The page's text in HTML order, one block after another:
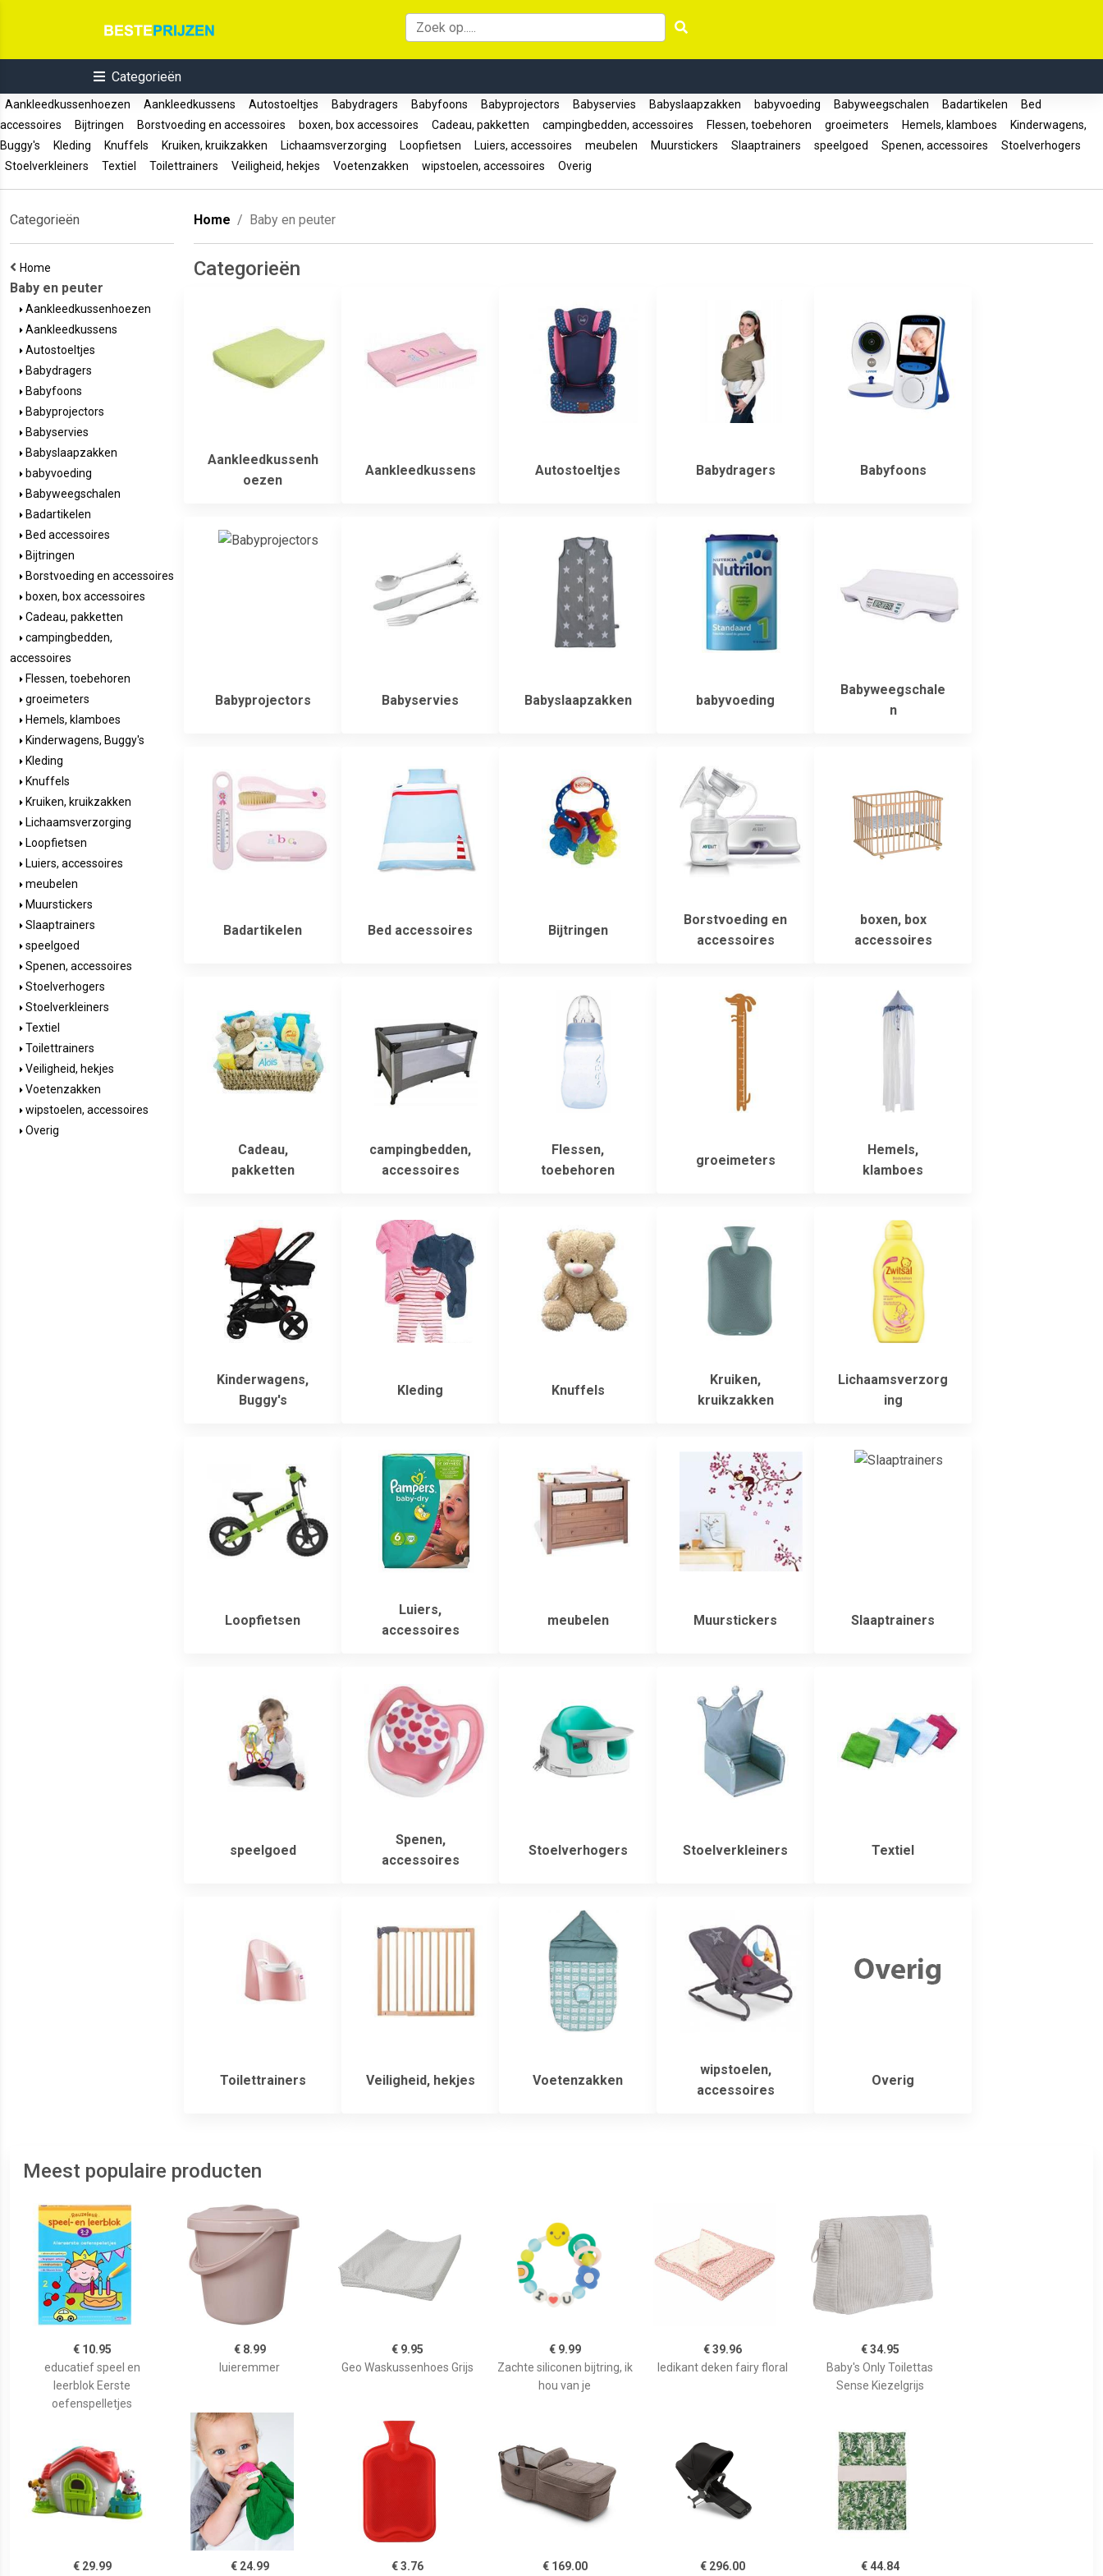
Categorieën
Aankleedkussenhoezen Aankleedkussens Autostoeltjes Babydragers Babyfoons Babyprojectors Babyservies Babyslaapzakken babyvoeding Babyweegschalen Badartikelen
Bed
accessoires
Bijtringen Borstvoeding en accessoires boxen, box accessoires Cadeau, pakketten campingbedden, accessoires Flessen, toebehoren groeimeters Hemels, klamboes
Kinderwagens,
Buggy's
Kleding Knuffels Kruiken, kruikzakken Lichaamsverzorging Loopfietsen Luiers, accessoires meubelen Muurstickers Slaaptrainers speelgoed Spenen, accessoires
Stoelverhogers
Stoelverkleiners
Textiel Toilettrainers Veiligheid, hekjes Voetenzakken wipstoelen, accessoires Overig
Categorieën
Home
Baby en peuter
Aankleedkussenhoezen
Aankleedkussens
Autostoeltjes
Babydragers
Babyfoons
Babyprojectors
Babyservies
Babyslaapzakken
babyvoeding
Babyweegschalen
Badartikelen
Bed accessoires
Bijtringen
Borstvoeding en accessoires
boxen, box accessoires
Cadeau, pakketten
campingbedden,
accessoires
Flessen, toebehoren
groeimeters
Hemels, klamboes
Kinderwagens, Buggy's
Kleding
Knuffels
Kruiken, kruikzakken
Lichaamsverzorging
Loopfietsen
Luiers, accessoires
meubelen
Muurstickers
Slaaptrainers
speelgoed
Spenen, accessoires
Stoelverhogers
Stoelverkleiners
Textiel
Toilettrainers
Veiligheid, hekjes
Voetenzakken
wipstoelen, accessoires
Overig
Home Baby en peuter
Categorieën
Aankleedkussenh
oezen
Aankleedkussens Autostoeltjes Babydragers Babyfoons
Babyprojectors Babyservies Babyslaapzakken babyvoeding
Babyweegschale
n
Badartikelen Bed accessoires Bijtringen
Borstvoeding en
accessoires
boxen, box
accessoires
Cadeau,
pakketten
campingbedden,
accessoires
Flessen,
toebehoren
groeimeters
Hemels,
klamboes
Kinderwagens,
Buggy's
Kleding Knuffels
Kruiken,
kruikzakken
Lichaamsverzorg
ing
Loopfietsen
Luiers,
accessoires
meubelen Muurstickers Slaaptrainers
speelgoed
Spenen,
accessoires
Stoelverhogers Stoelverkleiners Textiel
Toilettrainers Veiligheid, hekjes Voetenzakken
wipstoelen,
accessoires
Overig
Meest populaire producten
€ 10.95
educatief speel en
leerblok Eerste
oefenspelletjes
€ 8.99
luieremmer
€ 9.95
Geo Waskussenhoes Grijs
€ 9.99
Zachte siliconen bijtring, ik
hou van je
€ 39.96
ledikant deken fairy floral
€ 34.95
Baby's Only Toilettas
Sense Kiezelgrijs
€ 29.99 € 24.99 € 3.76 € 169.00 € 296.00 € 44.84